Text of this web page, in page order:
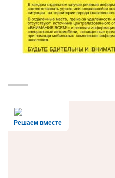
Решаем вместе